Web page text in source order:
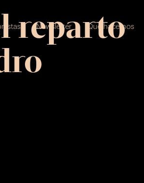
Newsletter Qué hacemos
reparto